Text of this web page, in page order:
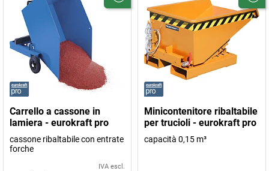
Carrello a cassone in
lamiera - eurokraft pro
cassone ribaltabile con entrate
forche
IVA escl.
Minicontenitore ribaltabile
per trucioli - eurokraft pro
capacità 0,15 m³